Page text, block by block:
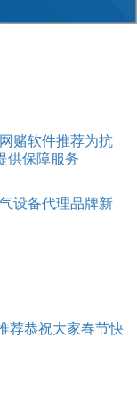
赌软件推荐为抗
供保障服务
设备代理品牌新
荐恭祝大家春节快